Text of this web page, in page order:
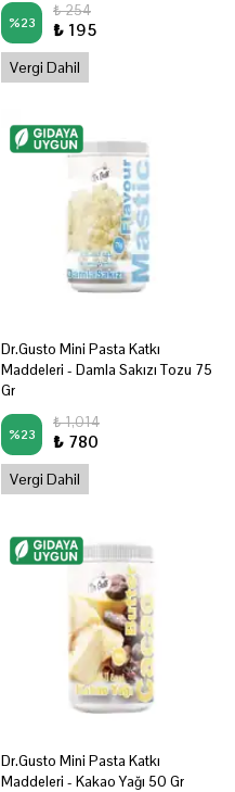
%23
₺ 254
₺ 195
Vergi Dahil
Dr.Gusto Mini Pasta Katkı
Maddeleri - Damla Sakızı Tozu 75
Gr
%23
₺ 1,014
₺ 780
Vergi Dahil
Dr.Gusto Mini Pasta Katkı
Maddeleri - Kakao Yağı 50 Gr